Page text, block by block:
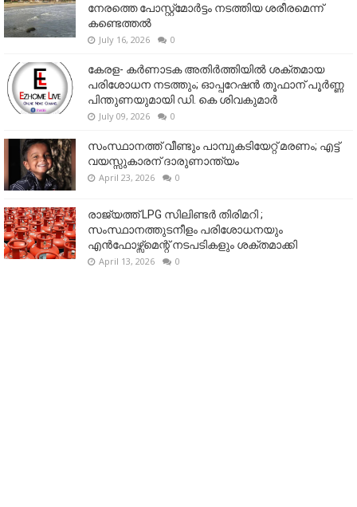
നേരത്തെ പോസ്റ്റ്‌മോർട്ടം നടത്തിയ ശരീരമെന്ന്
കണ്ടെത്തൽ
July 16, 2026 0
കേരള- കർണാടക അതിർത്തിയിൽ ശക്തമായ
പരിശോധന നടത്തും; ഓപ്പറേഷൻ തൂഫാന് പൂർണ്ണ
പിന്തുണയുമായി ഡി. കെ ശിവകുമാർ
July 09, 2026 0
സംസ്ഥാനത്ത് വീണ്ടും പാമ്പുകടിയേറ്റ് മരണം; എട്ട്
വയസ്സുകാരന് ദാരുണാന്ത്യം
April 23, 2026 0
രാജ്യത്ത് LPG സിലിണ്ടർ തിരിമറി ;
സംസ്ഥാനത്തുടനീളം പരിശോധനയും
എൻഫോഴ്സ്മെന്റ് നടപടികളും ശക്തമാക്കി
April 13, 2026 0